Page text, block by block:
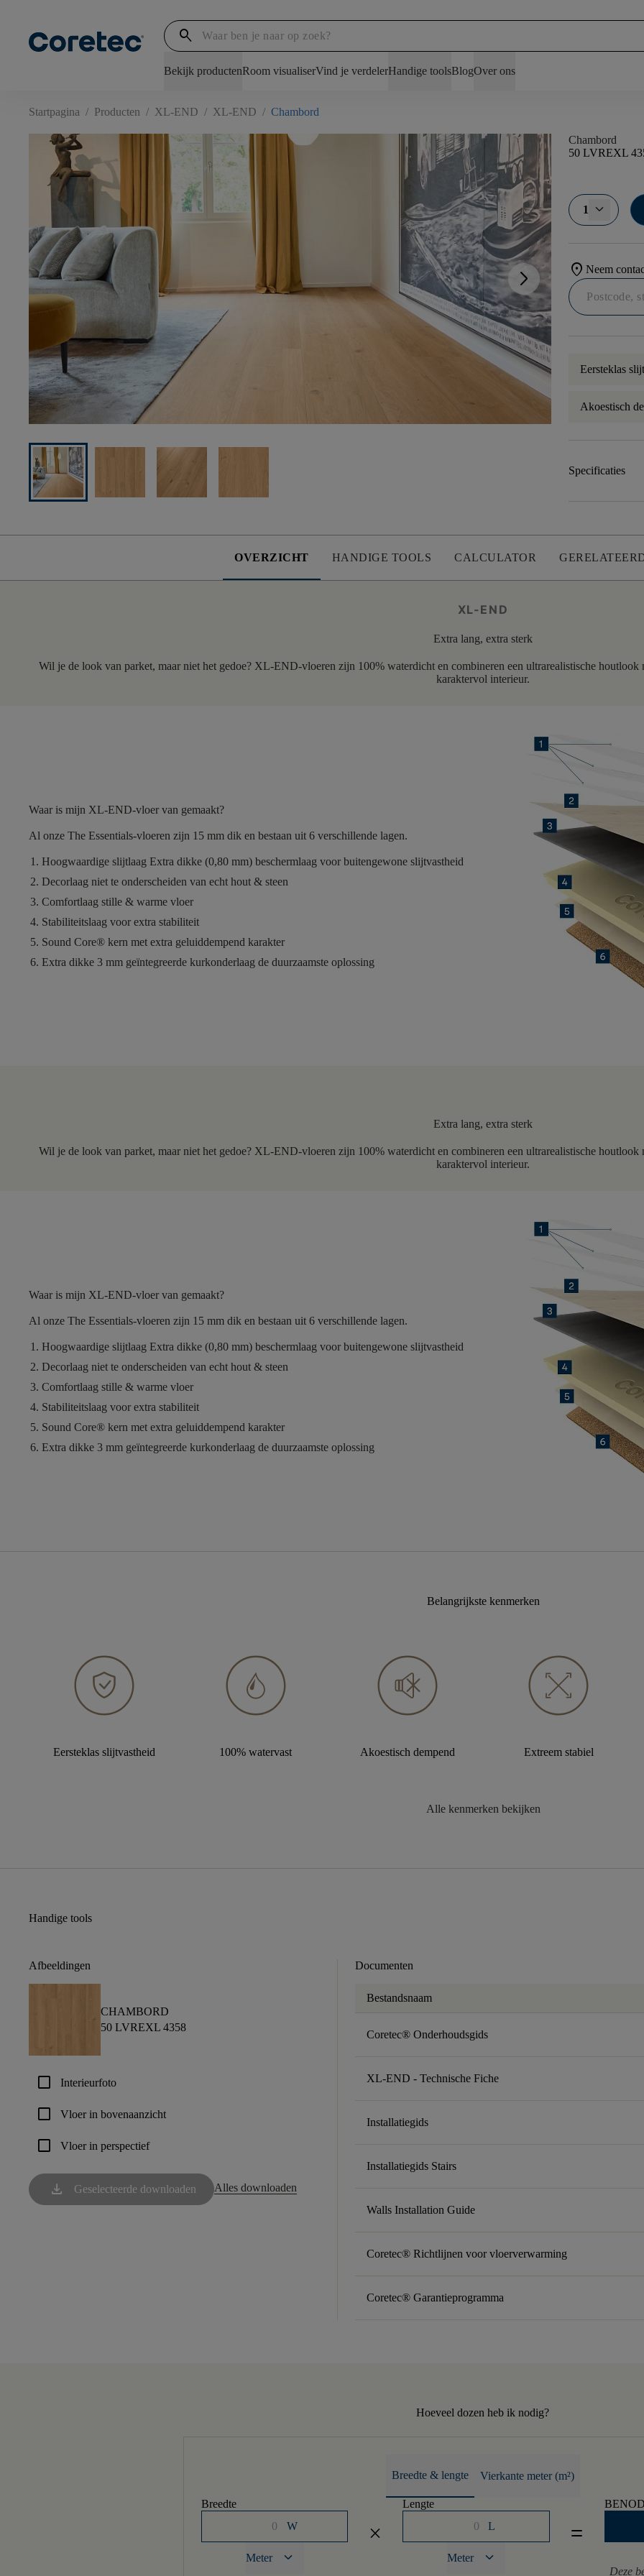
search
Bekijk productenRoom visualiserVind je verdelerHandige toolsBlogOver ons
Startpagina / Producten / XL-END / XL-END / Chambord
arrow_forward_ios
Chambord
50 LVREXL
1
location_onNeem
Eersteklas
Akoestisch
Specificaties
OVERZICHT HANDIGE TOOLS CALCULATOR
XL-END
Extra lang, extra sterk
Wil je de look van parket, maar niet het gedoe? XL-END-vloeren zijn 100% waterdicht en combineren een ultrarealistische
karaktervol interieur.
Waar is mijn XL-END-vloer van gemaakt?
Al onze The Essentials-vloeren zijn 15 mm dik en bestaan uit 6 verschillende lagen.
Hoogwaardige slijtlaag Extra dikke (0,80 mm) beschermlaag voor buitengewone slijtvastheid
Decorlaag niet te onderscheiden van echt hout & steen
Comfortlaag stille & warme vloer
Stabiliteitslaag voor extra stabiliteit
Sound Core® kern met extra geluiddempend karakter
Extra dikke 3 mm geïntegreerde kurkonderlaag de duurzaamste oplossing
Extra lang, extra sterk
Wil je de look van parket, maar niet het gedoe? XL-END-vloeren zijn 100% waterdicht en combineren een ultrarealistische
karaktervol interieur.
Waar is mijn XL-END-vloer van gemaakt?
Al onze The Essentials-vloeren zijn 15 mm dik en bestaan uit 6 verschillende lagen.
Hoogwaardige slijtlaag Extra dikke (0,80 mm) beschermlaag voor buitengewone slijtvastheid
Decorlaag niet te onderscheiden van echt hout & steen
Comfortlaag stille & warme vloer
Stabiliteitslaag voor extra stabiliteit
Sound Core® kern met extra geluiddempend karakter
Extra dikke 3 mm geïntegreerde kurkonderlaag de duurzaamste oplossing
Belangrijkste kenmerken
Eersteklas slijtvastheid 100% watervast Akoestisch dempend Extreem stabiel
Alle kenmerken bekijken
Handige tools
Afbeeldingen
CHAMBORD
50 LVREXL 4358
check_box_outline_blank Interieurfoto
check_box_outline_blank Vloer in bovenaanzicht
check_box_outline_blank Vloer in perspectief
download Geselecteerde downloaden Alles downloaden
Documenten
Bestandsnaam
Coretec® Onderhoudsgids
XL-END - Technische Fiche
Installatiegids
Installatiegids Stairs
Walls Installation Guide
Coretec® Richtlijnen voor vloerverwarming
Coretec® Garantieprogramma
Hoeveel dozen heb ik nodig?
Breedte & lengte Vierkante meter (m²)
Breedte
W
Meter keyboard_arrow_down
close
Lengte
L
Meter keyboard_arrow_down
equal
Deze